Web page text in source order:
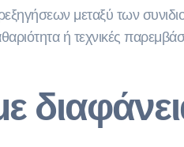
μεταξύ των
ή τεχνικές